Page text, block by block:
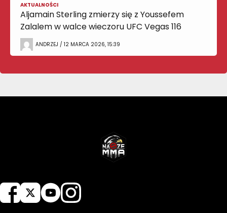
AKTUALNOŚCI
Aljamain Sterling zmierzy się z Youssefem
Zalalem w walce wieczoru UFC Vegas 116
ANDRZEJ / 12 MARCA 2026, 15:39